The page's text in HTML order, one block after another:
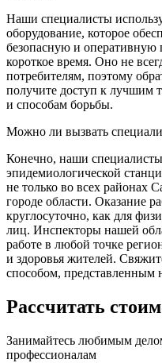
Наши специалисты
оборудование, которое
безопасную и оперативную
короткое время. Оно не
потребителям, поэтому
получите доступ к лучшим
и способам борьбы.
Можно ли вызвать
Конечно, наши
эпидемиологической
не только во всех районах
городе области. Оказание
круглосуточно, как для
лиц. Инспекторы нашей
работе в любой точке
и здоровья жителей.
способом, представленным
Рассчитать
Занимайтесь любимым
профессионалам